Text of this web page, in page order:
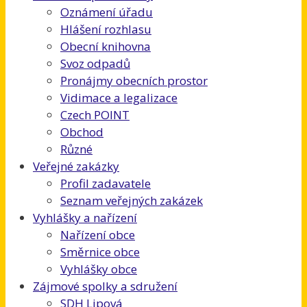
Oznámení úřadu
Hlášení rozhlasu
Obecní knihovna
Svoz odpadů
Pronájmy obecních prostor
Vidimace a legalizace
Czech POINT
Obchod
Různé
Veřejné zakázky
Profil zadavatele
Seznam veřejných zakázek
Vyhlášky a nařízení
Nařízení obce
Směrnice obce
Vyhlášky obce
Zájmové spolky a sdružení
SDH Lipová